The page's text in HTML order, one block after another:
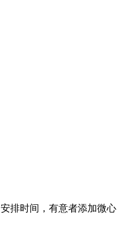
排时间，有意者添加微心